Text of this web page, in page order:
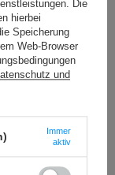
Die
hierbei
Speicherung
Web-Browser
und
Immer
aktiv